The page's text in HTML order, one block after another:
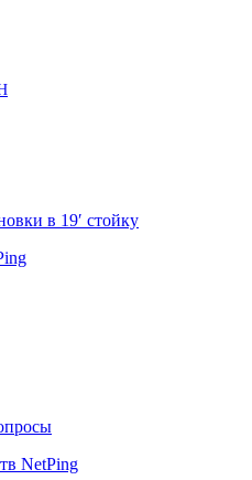
в 19′ стойку
NetPing